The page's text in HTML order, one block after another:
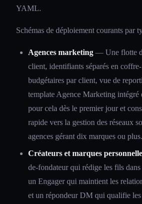
YAML.
Schémas de déploiement courants par
Agences marketing — Une flotte
client, identifiants séparés en
budgétaires par client, vue de
template Agence Marketing
pour cela dès le premier jour et
rapide vers la gestion des réseaux
agences gérant dix marques ou plus.
Créateurs et marques
de-fondateur qui rédige les fils
un Engager qui maintient les
et un répondeur DM qui qualifie les